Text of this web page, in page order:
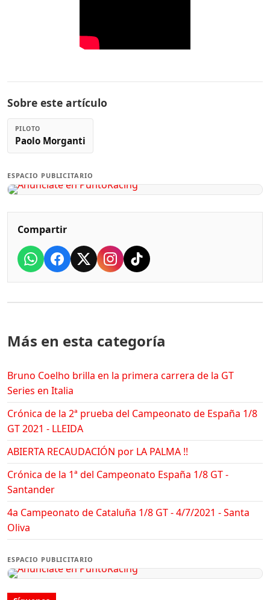
Sobre este artículo
PILOTO
Paolo Morganti
ESPACIO PUBLICITARIO
Compartir
Más en esta categoría
Bruno Coelho brilla en la primera carrera de la GT
Series en Italia
Crónica de la 2ª prueba del Campeonato de España 1/8
GT 2021 - LLEIDA
ABIERTA RECAUDACIÓN por LA PALMA !!
Crónica de la 1ª del Campeonato España 1/8 GT -
Santander
4a Campeonato de Cataluña 1/8 GT - 4/7/2021 - Santa
Oliva
ESPACIO PUBLICITARIO